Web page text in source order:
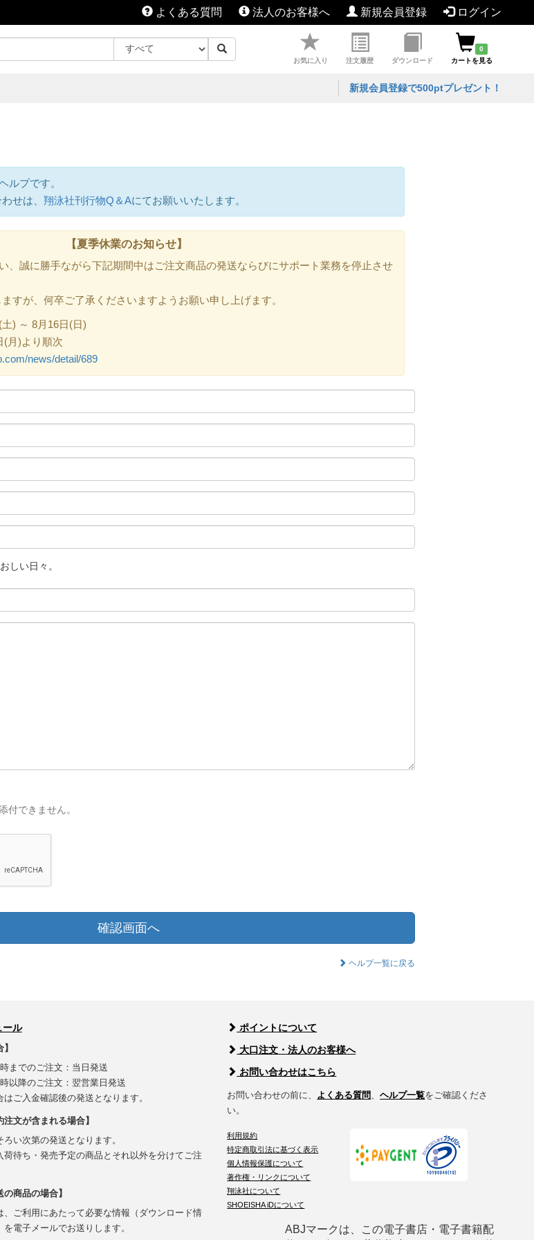
よくある質問 法人のお客様へ 新規会員登録 ログイン
お気に入り 注文履歴 ダウンロード
0
カートを見る
新規会員登録で500ptプレゼント！
ルプです。
せは、 翔泳社刊行物Q＆Aにてお願いいたします。
【夏季休業のお知らせ】
、誠に勝手ながら下記期間中はご注文商品の発送ならびにサポート業務を停止させ
すが、何卒ご了承くださいますようお願い申し上げます。
) ～ 8月16日(日)
月)より順次
news/detail/689
しい日々。
付できません。
確認画面へ
ヘルプ一覧に戻る
ール
までのご注文：当日発送
以降のご注文：翌営業日発送
ご入金確認後の発送となります。
注文が含まれる場合】
い次第の発送となります。
荷待ち・発売予定の商品とそれ以外を分けてご注
の商品の場合】
、ご利用にあたって必要な情報（ダウンロード情
電子メールでお送りします。
ポイントについて
大口注文・法人のお客様へ
お問い合わせはこちら
お問い合わせの前に、 よくある質問、ヘルプ一覧をご確認くださ
い。
利用規約
特定商取引法に基づく表示
個人情報保護について
著作権・リンクについて
翔泳社について
SHOEISHA iDについて
ABJマークは、この電子書店・電子書籍配